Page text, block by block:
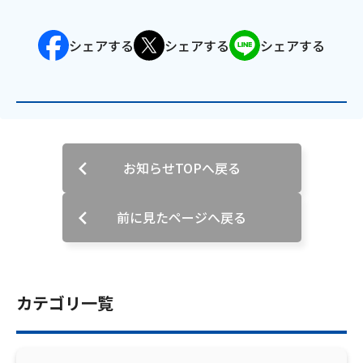
ウェブサイトのご利用について
安全・安心ガイド
放送番組審議会議事録
情報セキュリティ基本方針
プライバシーポリシー
カテゴリ一覧
シェアする シェアする シェアする
お知らせTOPへ戻る
前に見たページへ戻る